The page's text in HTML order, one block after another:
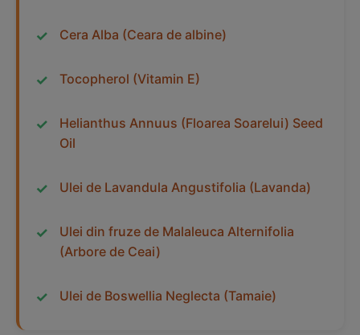
Cera Alba (Ceara de albine)
Tocopherol (Vitamin E)
Helianthus Annuus (Floarea Soarelui) Seed
Oil
Ulei de Lavandula Angustifolia (Lavanda)
Ulei din fruze de Malaleuca Alternifolia
(Arbore de Ceai)
Ulei de Boswellia Neglecta (Tamaie)